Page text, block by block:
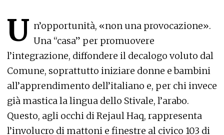
U n’opportunità, «non una provocazione».
Una “casa” per promuovere
l’integrazione, diffondere il decalogo voluto dal
Comune, soprattutto iniziare donne e bambini
all’apprendimento dell’italiano e, per chi invece
già mastica la lingua dello Stivale, l’arabo.
Questo, agli occhi di Rejaul Haq, rappresenta
l’involucro di mattoni e finestre al civico 103 di